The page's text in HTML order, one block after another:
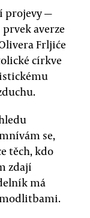
projevy —
averze
Frljiće
církve
se,
těch, kdo
zdají
má